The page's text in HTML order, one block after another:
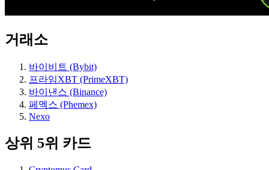
거래소
바이비트 (Bybit)
프라임XBT (PrimeXBT)
바이낸스 (Binance)
페멕스 (Phemex)
Nexo
상위 5위 카드